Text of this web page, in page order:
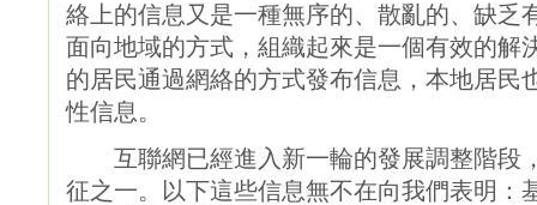
絡上的信息又是一種無序的、散亂的、缺乏
面向地域的方式，組織起來是一個有效的解
的居民通過網絡的方式發布信息，本地居民
性信息。
互聯網已經進入新一輪的發展調整階段
征之一。以下這些信息無不在向我們表明：